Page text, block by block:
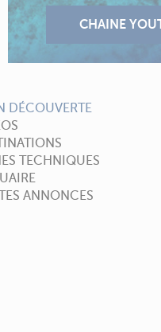
DÉCOUVERTE
TECHNIQUES
ANNONCES